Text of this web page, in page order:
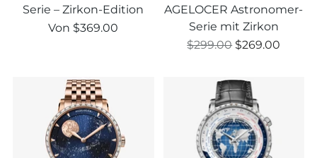
Serie – Zirkon-Edition
Von $369.00
AGELOCER Astronomer-
Serie mit Zirkon
Regulärer
$299.00 $269.00